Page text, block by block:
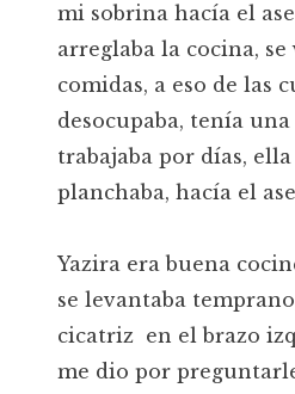
mi sobrina hacía el
arreglaba la cocina,
comidas, a eso de las
desocupaba, tenía
trabajaba por días,
planchaba, hacía el
Yazira era buena
se levantaba
cicatriz en el brazo
me dio por